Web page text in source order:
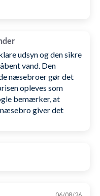
glas, er optimal
både indendørs og
er to-delt, så
en smule fra
og sikre
altid kan indstille
udsyn og den sikre
vand. Den
næsebroer gør det
opleves som
bemærker, at
giver det